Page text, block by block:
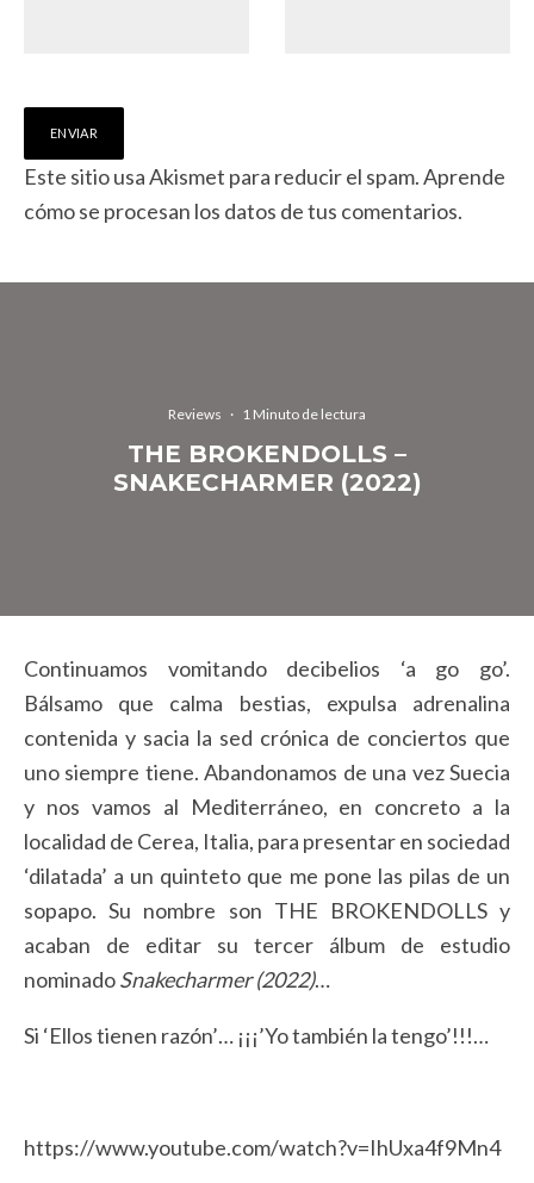
Este sitio usa Akismet para reducir el spam.Aprende
cómo se procesan los datos de tus comentarios.
Reviews · 1 Minuto de lectura
THE BROKENDOLLS –
SNAKECHARMER (2022)
Continuamos vomitando decibelios ‘a go go’.
Bálsamo que calma bestias, expulsa adrenalina
contenida y sacia la sed crónica de conciertos que
uno siempre tiene. Abandonamos de una vez Suecia
y nos vamos al Mediterráneo, en concreto a la
localidad de Cerea, Italia, para presentar en sociedad
‘dilatada’ a un quinteto que me pone las pilas de un
sopapo. Su nombre son THE BROKENDOLLS y
acaban de editar su tercer álbum de estudio
nominadoSnakecharmer (2022)…
Si ‘Ellos tienen razón’… ¡¡¡’Yo también la tengo’!!!…
https://www.youtube.com/watch?v=IhUxa4f9Mn4